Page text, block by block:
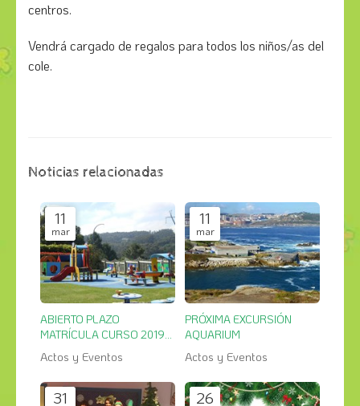
centros.
Vendrá cargado de regalos para todos los niños/as del
cole.
Noticias relacionadas
11
mar
ABIERTO PLAZO
MATRÍCULA CURSO 2019-
Actos y Eventos
11
mar
PRÓXIMA EXCURSIÓN
AQUARIUM
Actos y Eventos
31 26